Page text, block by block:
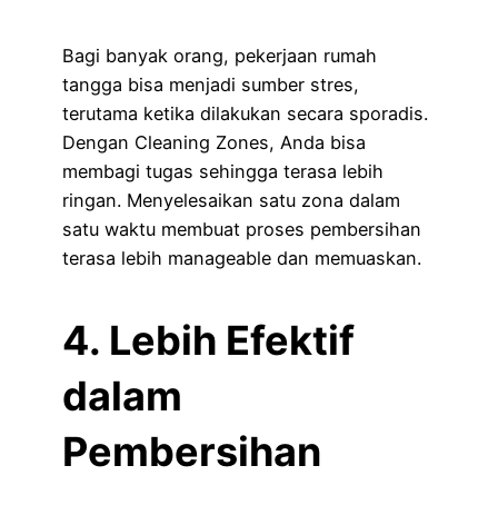
Bagi banyak orang, pekerjaan rumah
tangga bisa menjadi sumber stres,
terutama ketika dilakukan secara sporadis.
Dengan Cleaning Zones, Anda bisa
membagi tugas sehingga terasa lebih
ringan. Menyelesaikan satu zona dalam
satu waktu membuat proses pembersihan
terasa lebih manageable dan memuaskan.
4. Lebih Efektif
dalam
Pembersihan